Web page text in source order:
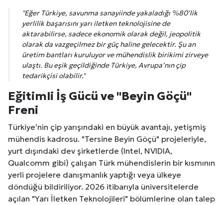
"Eğer Türkiye, savunma sanayiinde yakaladığı %80’lik
yerlilik başarısını yarı iletken teknolojisine de
aktarabilirse, sadece ekonomik olarak değil, jeopolitik
olarak da vazgeçilmez bir güç haline gelecektir. Şu an
üretim bantları kuruluyor ve mühendislik birikimi zirveye
ulaştı. Bu eşik geçildiğinde Türkiye, Avrupa’nın çip
tedarikçisi olabilir."
Eğitimli İş Gücü ve "Beyin Göçü"
Freni
Türkiye’nin çip yarışındaki en büyük avantajı, yetişmiş
mühendis kadrosu. "Tersine Beyin Göçü" projeleriyle,
yurt dışındaki dev şirketlerde (Intel, NVIDIA,
Qualcomm gibi) çalışan Türk mühendislerin bir kısmının
yerli projelere danışmanlık yaptığı veya ülkeye
döndüğü bildiriliyor. 2026 itibarıyla üniversitelerde
açılan "Yarı İletken Teknolojileri" bölümlerine olan talep